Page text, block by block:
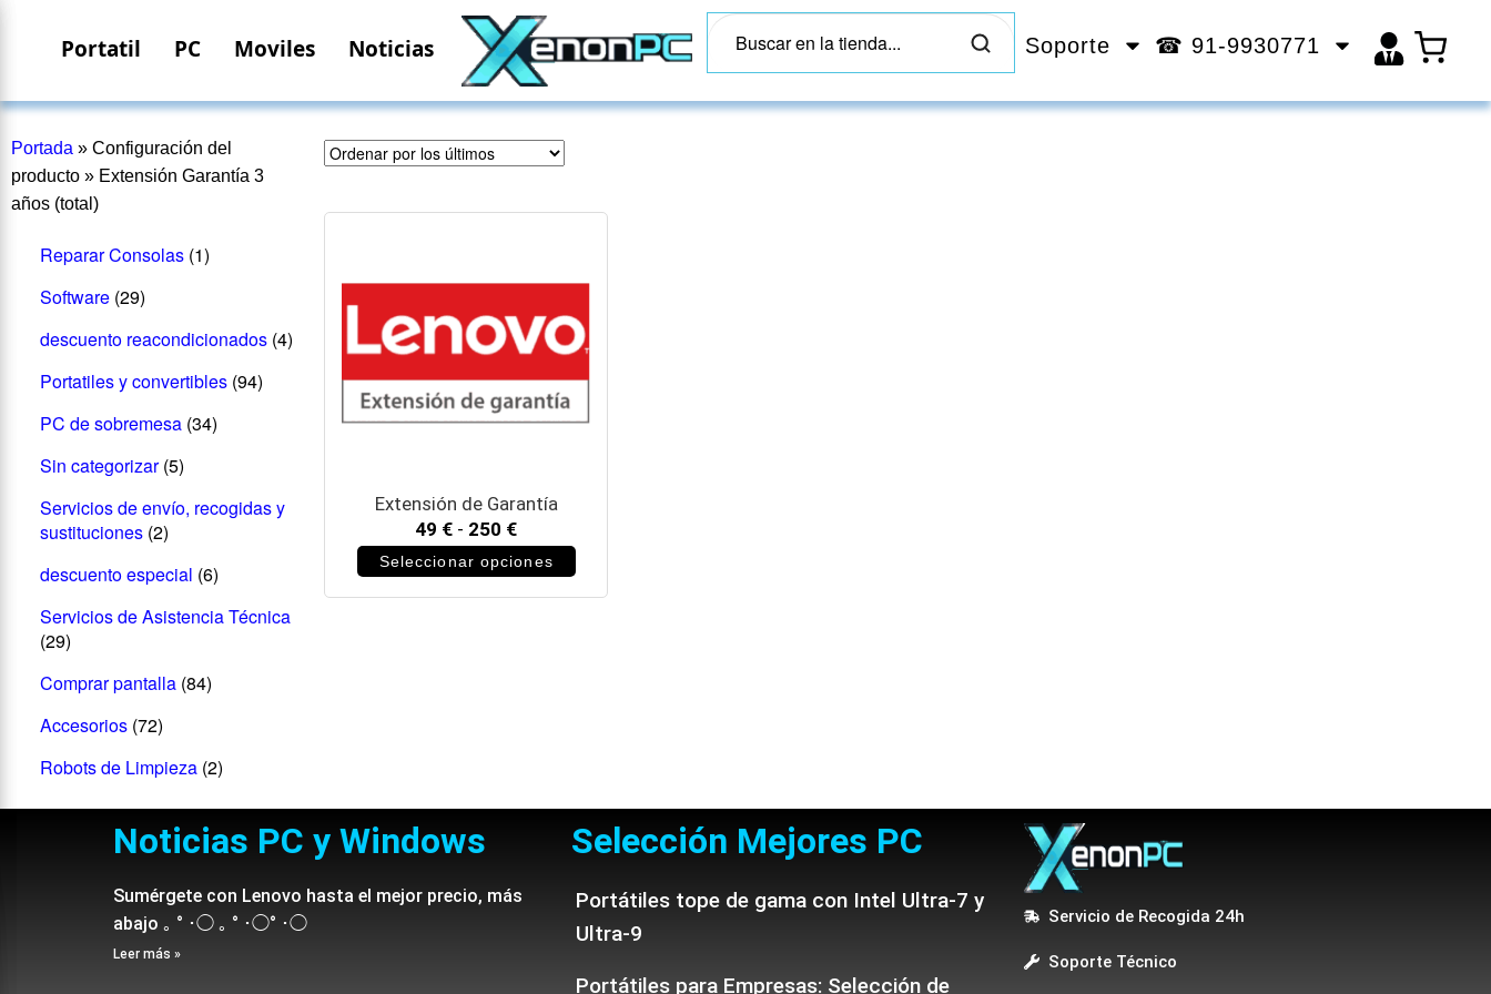
Portatil PC Moviles Noticias Soporte ☎ 91-9930771
Portada » Configuración del
producto » Extensión Garantía 3
años (total)
Reparar Consolas (1)
Software (29)
descuento reacondicionados (4)
Portatiles y convertibles (94)
PC de sobremesa (34)
Sin categorizar (5)
Servicios de envío, recogidas y
sustituciones (2)
descuento especial (6)
Servicios de Asistencia Técnica
(29)
Comprar pantalla (84)
Accesorios (72)
Robots de Limpieza (2)
Extensión de Garantía
49 € - 250 €
Seleccionar opciones
Noticias PC y Windows
Sumérgete con Lenovo hasta el mejor precio, más
abajo ｡ ° ･◯ ｡ ° ･◯° ･◯
Leer más »
Selección Mejores PC
Portátiles tope de gama con Intel Ultra-7 y
Ultra-9
Portátiles para Empresas: Selección de
Servicio de Recogida 24h
Soporte Técnico